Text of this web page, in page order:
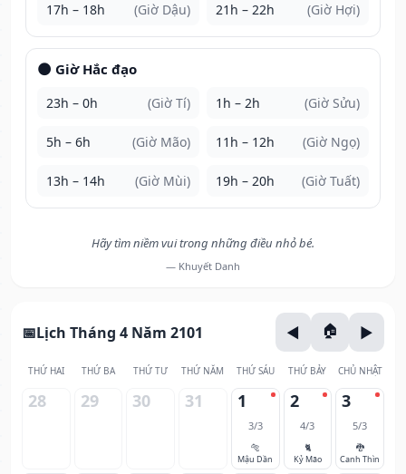
17h – 18h (Giờ Dậu) 21h – 22h (Giờ Hợi)
🌑 Giờ Hắc đạo
23h – 0h (Giờ Tí) 1h – 2h (Giờ Sửu)
5h – 6h (Giờ Mão) 11h – 12h (Giờ Ngọ)
13h – 14h (Giờ Mùi) 19h – 20h (Giờ Tuất)
Hãy tìm niềm vui trong những điều nhỏ bé.
— Khuyết Danh
Lịch Tháng 4 Năm 2101
THỨ HAI THỨ BA THỨ TƯ THỨ NĂM THỨ SÁU THỨ BẢY CHỦ NHẬT
28 29 30 31 1
3/3
🐅
Mậu Dần
2
4/3
🐈
Kỷ Mão
3
5/3
🐉
Canh Thìn